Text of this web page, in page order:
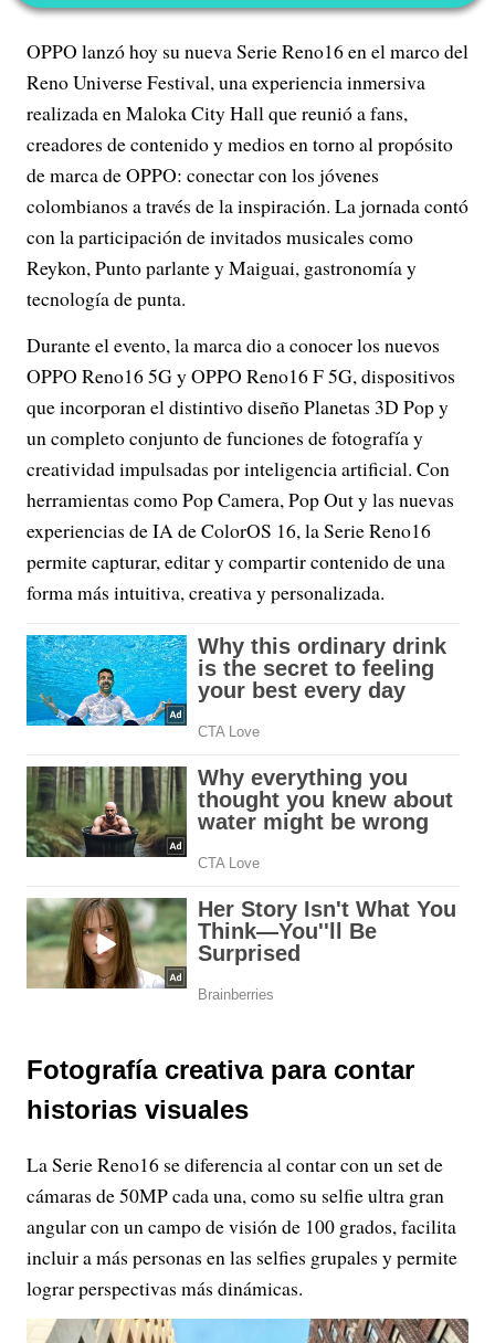
OPPO lanzó hoy su nueva Serie Reno16 en el marco del
Reno Universe Festival, una experiencia inmersiva
realizada en Maloka City Hall que reunió a fans,
creadores de contenido y medios en torno al propósito
de marca de OPPO: conectar con los jóvenes
colombianos a través de la inspiración. La jornada contó
con la participación de invitados musicales como
Reykon, Punto parlante y Maiguai, gastronomía y
tecnología de punta.
Durante el evento, la marca dio a conocer los nuevos
OPPO Reno16 5G y OPPO Reno16 F 5G, dispositivos
que incorporan el distintivo diseño Planetas 3D Pop y
un completo conjunto de funciones de fotografía y
creatividad impulsadas por inteligencia artificial. Con
herramientas como Pop Camera, Pop Out y las nuevas
experiencias de IA de ColorOS 16, la Serie Reno16
permite capturar, editar y compartir contenido de una
forma más intuitiva, creativa y personalizada.
Fotografía creativa para contar
historias visuales
La Serie Reno16 se diferencia al contar con un set de
cámaras de 50MP cada una, como su selfie ultra gran
angular con un campo de visión de 100 grados, facilita
incluir a más personas en las selfies grupales y permite
lograr perspectivas más dinámicas.